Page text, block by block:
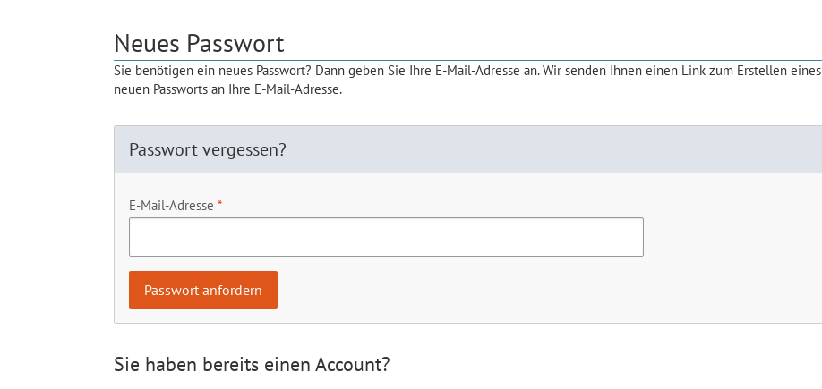
Neues Passwort
Sie benötigen ein neues Passwort? Dann geben Sie Ihre E-Mail-Adresse an. Wir senden Ihnen einen Link zum Erstellen eines
neuen Passworts an Ihre E-Mail-Adresse.
Passwort vergessen?
E-Mail-Adresse
Sie haben bereits einen Account?